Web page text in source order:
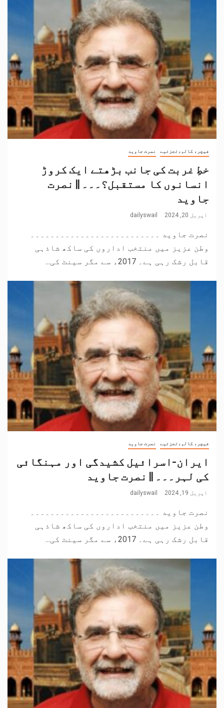
فیچر، کالم،تجزئیے نصرت جاوید
خطِ غربت کی جانب بڑھتے ایک کروڑ
انسانوں کا مستقبل؟۔۔۔ || نصرت
جاوید
اپریل 20, 2024 dailyswail
نصرت جاوید ۔۔۔۔۔۔۔۔۔۔۔۔۔۔۔۔۔۔۔۔۔۔۔۔۔۔
وطن عزیز میں منتخب اداروں کی ساکھ شاذہی
قابل رشک رہی ہے۔ 2017ء سے مگر سینٹ کی...
فیچر، کالم،تجزئیے نصرت جاوید
ایران-اسرائیل کشیدگی اور مہنگائی
کی لہر۔۔۔ || نصرت جاوید
اپریل 19, 2024 dailyswail
نصرت جاوید ۔۔۔۔۔۔۔۔۔۔۔۔۔۔۔۔۔۔۔۔۔۔۔۔۔۔
وطن عزیز میں منتخب اداروں کی ساکھ شاذہی
قابل رشک رہی ہے۔ 2017ء سے مگر سینٹ کی...